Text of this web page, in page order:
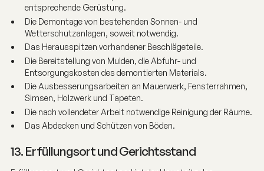
entsprechende Gerüstung.
Die Demontage von bestehenden Sonnen- und
Wetterschutzanlagen, soweit notwendig.
Das Herausspitzen vorhandener Beschlägeteile.
Die Bereitstellung von Mulden, die Abfuhr- und
Entsorgungskosten des demontierten Materials.
Die Ausbesserungsarbeiten an Mauerwerk, Fensterrahmen,
Simsen, Holzwerk und Tapeten.
Die nach vollendeter Arbeit notwendige Reinigung der Räume.
Das Abdecken und Schützen von Böden.
13. Erfüllungsort und Gerichtsstand